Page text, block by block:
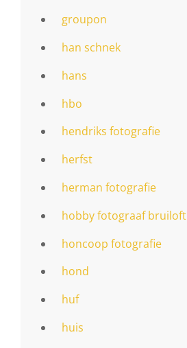
groupon
han schnek
hans
hbo
hendriks fotografie
herfst
herman fotografie
hobby fotograaf bruiloft
honcoop fotografie
hond
huf
huis